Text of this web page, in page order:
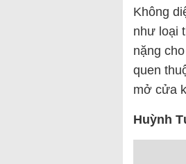
Không
như loại
nặng
quen
mở cửa
Huỳnh